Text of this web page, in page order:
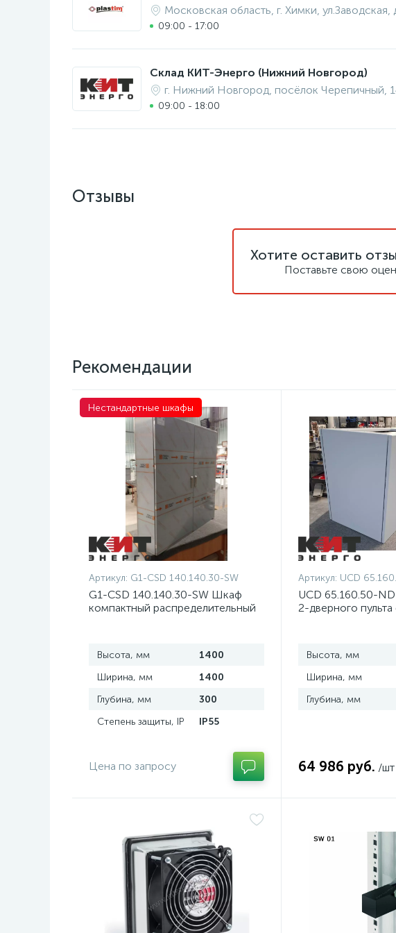
Московская область, г. Химки, ул.Заводская,
09:00 - 17:00
Склад КИТ-Энерго (Нижний Новгород)
г. Нижний Новгород, посёлок Черепичный,
09:00 - 18:00
Отзывы
Хотите оставить
Поставьте свою
Рекомендации
Нестандартные шкафы
Артикул: G1-CSD 140.140.30-SW
G1-CSD 140.140.30-SW Шкаф
компактный распределительный
Высота, мм
1400
Ширина, мм
1400
Глубина, мм
300
Степень защиты, IP
IP55
Цена по запросу
Артикул: UCD
UCD 65.160.50-
2-дверного
Высота, мм
Ширина, мм
Глубина, мм
64 986 руб. /шт